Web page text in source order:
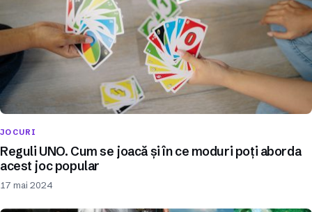
JOCURI
Reguli UNO. Cum se joacă și în ce moduri poți aborda
acest joc popular
17 mai 2024